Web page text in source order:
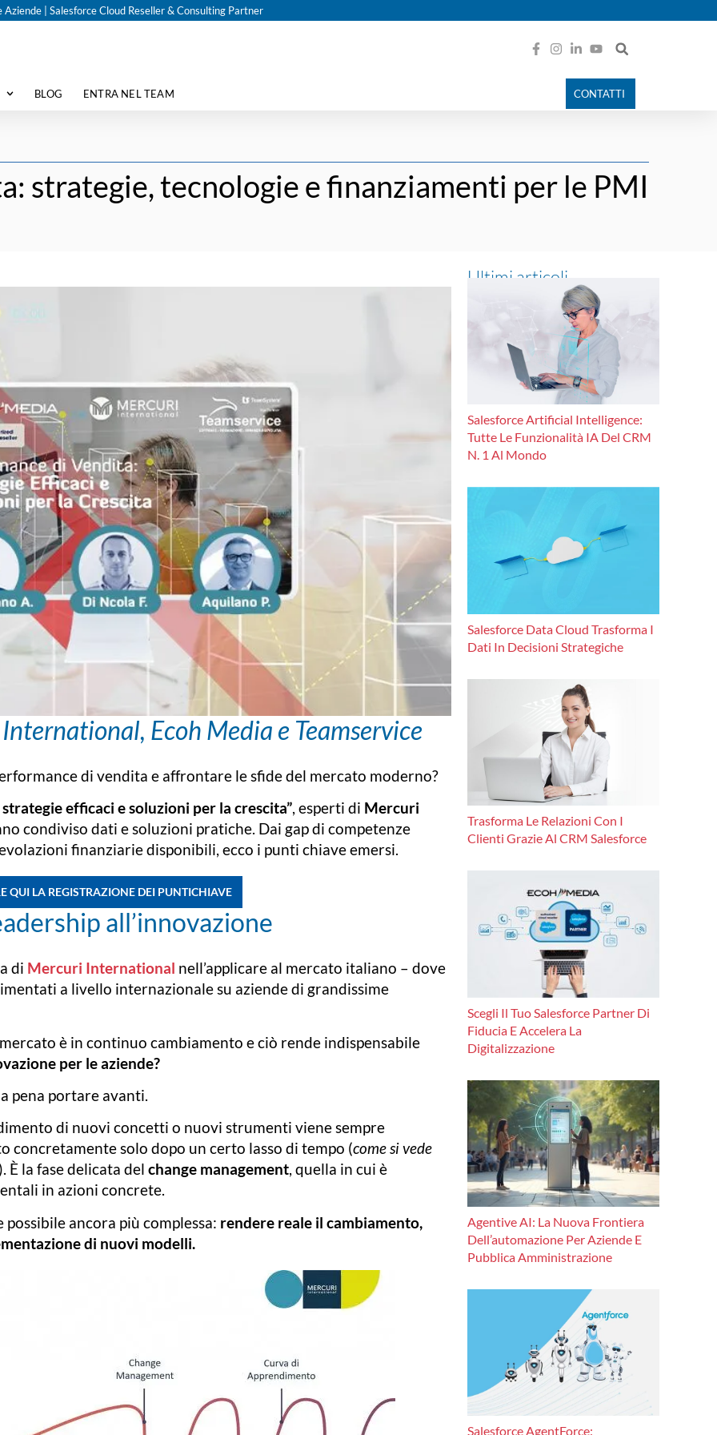
| Salesforce Cloud Reseller & Consulting Partner
BLOG ENTRA NEL TEAM CONTATTI
strategie, tecnologie e finanziamenti per le PMI
Ecoh Media e Teamservice
di vendita e affrontare le sfide del mercato moderno?
efficaci e soluzioni per la crescita”, esperti di Mercuri
condiviso dati e soluzioni pratiche. Dai gap di competenze
finanziarie disponibili, ecco i punti chiave emersi.
QUI LA REGISTRAZIONE DEI PUNTICHIAVE
all’innovazione
di Mercuri International nell’applicare al mercato italiano – dove
a livello internazionale su aziende di grandissime
è in continuo cambiamento e ciò rende indispensabile
per le aziende?
pena portare avanti.
di nuovi concetti o nuovi strumenti viene sempre
concretamente solo dopo un certo lasso di tempo (come si vede
È la fase delicata del change management, quella in cui è
in azioni concrete.
possibile ancora più complessa: rendere reale il cambiamento,
di nuovi modelli.
Ultimi articoli
Salesforce Artificial Intelligence:
Tutte Le Funzionalità IA Del CRM
N. 1 Al Mondo
Salesforce Data Cloud Trasforma I
Dati In Decisioni Strategiche
Trasforma Le Relazioni Con I
Clienti Grazie Al CRM Salesforce
Scegli Il Tuo Salesforce Partner Di
Fiducia E Accelera La
Digitalizzazione
Agentive AI: La Nuova Frontiera
Dell’automazione Per Aziende E
Pubblica Amministrazione
Salesforce AgentForce: